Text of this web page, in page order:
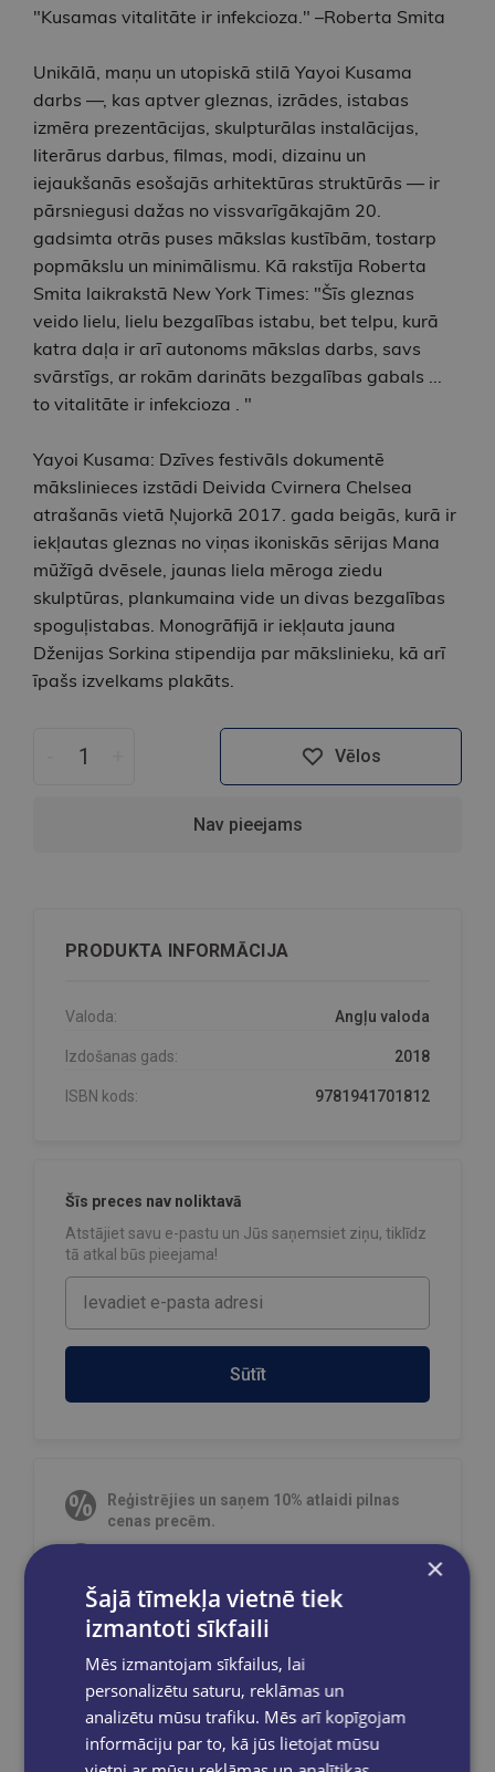
"Kusamas vitalitāte ir infekcioza." –Roberta Smita
Unikālā, maņu un utopiskā stilā Yayoi Kusama
darbs ―, kas aptver gleznas, izrādes, istabas
izmēra prezentācijas, skulpturālas instalācijas,
literārus darbus, filmas, modi, dizainu un
iejaukšanās esošajās arhitektūras struktūrās ― ir
pārsniegusi dažas no vissvarīgākajām 20.
gadsimta otrās puses mākslas kustībām, tostarp
popmākslu un minimālismu. Kā rakstīja Roberta
Smita laikrakstā New York Times: "Šīs gleznas
veido lielu, lielu bezgalības istabu, bet telpu, kurā
katra daļa ir arī autonoms mākslas darbs, savs
svārstīgs, ar rokām darināts bezgalības gabals ...
to vitalitāte ir infekcioza . "
Yayoi Kusama: Dzīves festivāls dokumentē
mākslinieces izstādi Deivida Cvirnera Chelsea
atrašanās vietā Ņujorkā 2017. gada beigās, kurā ir
iekļautas gleznas no viņas ikoniskās sērijas Mana
mūžīgā dvēsele, jaunas liela mēroga ziedu
skulptūras, plankumaina vide un divas bezgalības
spoguļistabas. Monogrāfijā ir iekļauta jauna
Dženijas Sorkina stipendija par mākslinieku, kā arī
īpašs izvelkams plakāts.
Vēlos
Nav pieejams
PRODUKTA INFORMĀCIJA
Valoda: Angļu valoda
Izdošanas gads: 2018
ISBN kods: 9781941701812
Šīs preces nav noliktavā
Atstājiet savu e-pastu un Jūs saņemsiet ziņu, tiklīdz
tā atkal būs pieejama!
Sūtīt
Reģistrējies un saņem 10% atlaidi pilnas
cenas precēm.
izsūtīti 2-5 darba dienu laikā.
Bezmaksas piegāde uz OMNIVA
Bezmaksas piegāde jebkurā GLOBUSS
grāmatnīcā 1-5 darba dienu laikā, kad
pasūtījums būs gatavs saņemšanai, saņemsi
e-pastu un/ vai SMS.
×
Šajā tīmekļa vietnē tiek
izmantoti sīkfaili
Mēs izmantojam sīkfailus, lai
personalizētu saturu, reklāmas un
analizētu mūsu trafiku. Mēs arī kopīgojam
informāciju par to, kā jūs lietojat mūsu